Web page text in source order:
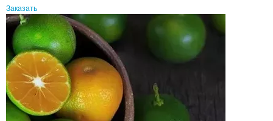
Заказать